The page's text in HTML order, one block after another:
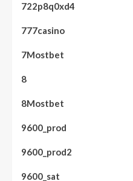
722p8q0xd4
777casino
7Mostbet
8
8Mostbet
9600_prod
9600_prod2
9600_sat